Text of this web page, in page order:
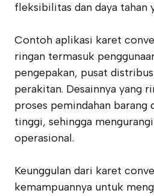
fleksibilitas dan daya tahan
Contoh aplikasi karet
ringan termasuk
pengepakan, pusat
perakitan. Desainnya yang
proses pemindahan barang
tinggi, sehingga
operasional.
Keunggulan dari karet
kemampuannya untuk